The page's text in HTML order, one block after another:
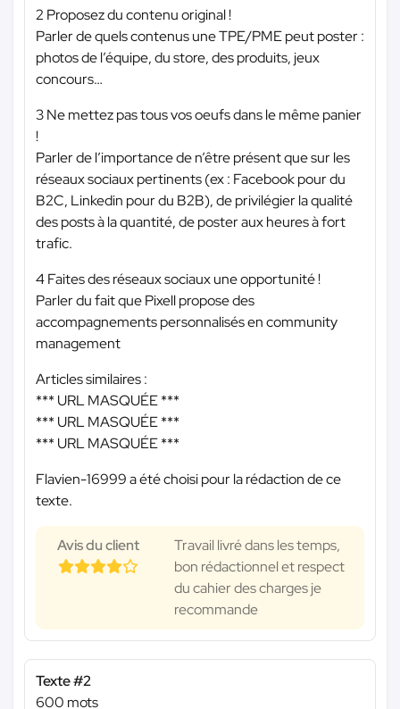
2 Proposez du contenu original !
Parler de quels contenus une TPE/PME peut poster :
photos de l’équipe, du store, des produits, jeux
concours…
3 Ne mettez pas tous vos oeufs dans le même panier
!
Parler de l’importance de n’être présent que sur les
réseaux sociaux pertinents (ex : Facebook pour du
B2C, Linkedin pour du B2B), de privilégier la qualité
des posts à la quantité, de poster aux heures à fort
trafic.
4 Faites des réseaux sociaux une opportunité !
Parler du fait que Pixell propose des
accompagnements personnalisés en community
management
Articles similaires :
*** URL MASQUÉE ***
*** URL MASQUÉE ***
*** URL MASQUÉE ***
Flavien-16999 a été choisi pour la rédaction de ce
texte.
Avis du client
Travail livré dans les temps,
bon rédactionnel et respect
du cahier des charges je
recommande
Texte #2
600 mots